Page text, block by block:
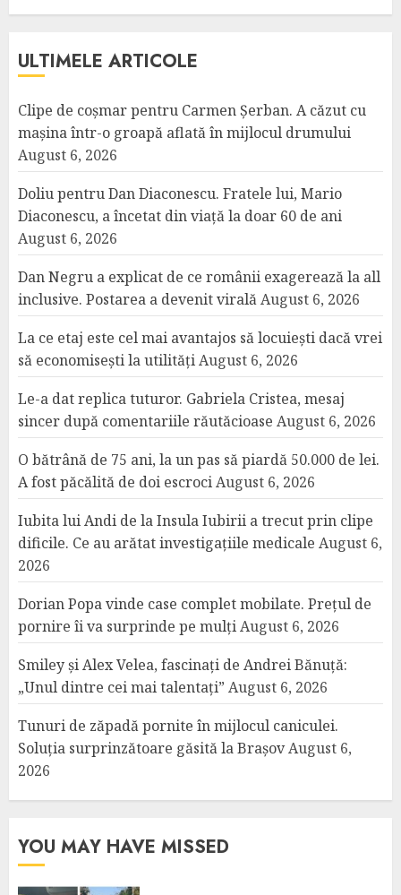
ULTIMELE ARTICOLE
Clipe de coșmar pentru Carmen Șerban. A căzut cu
mașina într-o groapă aflată în mijlocul drumului
August 6, 2026
Doliu pentru Dan Diaconescu. Fratele lui, Mario
Diaconescu, a încetat din viață la doar 60 de ani
August 6, 2026
Dan Negru a explicat de ce românii exagerează la all
inclusive. Postarea a devenit viralăAugust 6, 2026
La ce etaj este cel mai avantajos să locuiești dacă vrei
să economisești la utilitățiAugust 6, 2026
Le-a dat replica tuturor. Gabriela Cristea, mesaj
sincer după comentariile răutăcioase August 6, 2026
O bătrână de 75 ani, la un pas să piardă 50.000 de lei.
A fost păcălită de doi escrociAugust 6, 2026
Iubita lui Andi de la Insula Iubirii a trecut prin clipe
dificile. Ce au arătat investigațiile medicale August 6,
2026
Dorian Popa vinde case complet mobilate. Prețul de
pornire îi va surprinde pe mulțiAugust 6, 2026
Smiley și Alex Velea, fascinați de Andrei Bănuță:
„Unul dintre cei mai talentați” August 6, 2026
Tunuri de zăpadă pornite în mijlocul caniculei.
Soluția surprinzătoare găsită la BrașovAugust 6,
2026
YOU MAY HAVE MISSED